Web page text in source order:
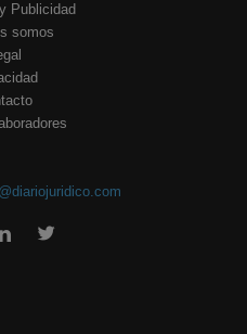
Publicidad
somos